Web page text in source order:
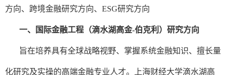
院长邮箱
地址：上海市浦东新区海基六路99号创新魔坊三期2号楼
方向、跨境金融研究方向、 ESG研究方向
一、国际金融工程（滴水湖高金-伯克利）研究方向
旨在培养具有全球战略视野、掌握系统金融知识、擅长量
化研究及实操的高端金融专业人才。上海财经大学滴水湖高